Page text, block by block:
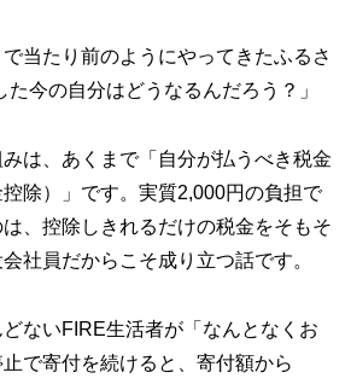
で当たり前のようにやってきたふるさ
今の自分はどうなるんだろう？」
は、あくまで「自分が払うべき税金
除）」です。実質2,000円の負担で
、控除しきれるだけの税金をそもそ
社員だからこそ成り立つ話です。
ないFIRE生活者が「なんとなくお
で寄付を続けると、寄付額から